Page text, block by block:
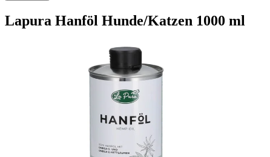
Lapura Hanföl Hunde/Katzen 1000 ml